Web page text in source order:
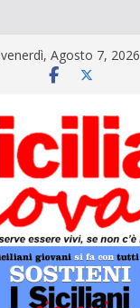
venerdì, Agosto 7, 2026